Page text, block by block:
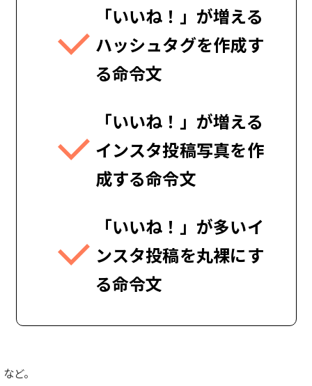
「いいね！」が増える
ハッシュタグを作成す
る命令文
「いいね！」が増える
インスタ投稿写真を作
成する命令文
「いいね！」が多いイ
ンスタ投稿を丸裸にす
る命令文
など。